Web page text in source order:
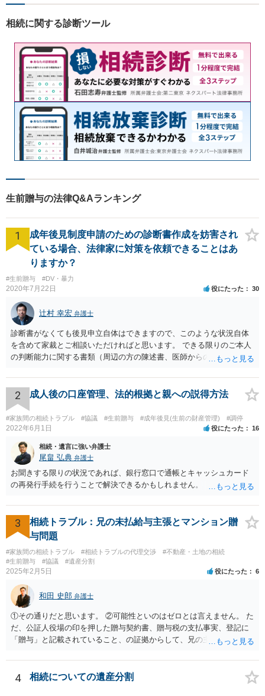
相続に関する診断ツール
生前贈与の法律Q&Aランキング
1
成年後見制度申請のための診断書作成を妨害され
ている場合、法律家に対策を依頼できることはあ
りますか？
#生前贈与 #DV・暴力
2020年7月22日 役にたった 30
辻村 幸宏 弁護士
診断書がなくても後見申立自体はできますので、このような状況自体
を含めて家裁とご相談いただければと思います。 できる限りのご本人
の判断能力に関する書類（周辺の方の陳述書、医師からの聴取書等）
をしていただければそこから先は進むのではないかと存じます。 ま
た、Aさんの意向を酌みすぎるあまりに後見申立ができない状況にして
いる施設の問題もありますので、当該地域の地域包括支援センターに
ご相談されるのもひとつの方法です。
2 成人後の口座管理、法的根拠と親への説得方法
#家族間の相続トラブル #協議 #生前贈与 #成年後見(生前の財産管理) #調停
2022年6月1日 役にたった 16
相続・遺言に強い弁護士
尾畠 弘典 弁護士
お聞きする限りの状況であれば、銀行窓口で通帳とキャッシュカード
の再発行手続を行うことで解決できるかもしれません。
3
相続トラブル：兄の未払給与主張とマンション贈
与問題
#家族間の相続トラブル #相続トラブルの代理交渉
#不動産・土地の相続
#生前贈与
#協議 #遺産分割
2025年2月5日 役にたった 6
和田 史郎 弁護士
①その通りだと思います。 ②可能性といのはゼロとは言えません。 た
だ、公証人役場の印を押した贈与契約書、贈与税の支払事実、登記に
「贈与」と記載されていること、の証拠からして、兄の主張は通らな
わなければ、遺産分割調停を申し立てて進めるのがベターのような気
がしますね。
4 相続についての遺産分割